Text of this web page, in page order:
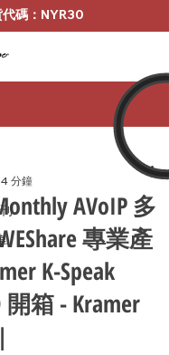
碼：NYR30
AVoIP 多
專業產
K-Speak
開箱 - Kramer
分鐘